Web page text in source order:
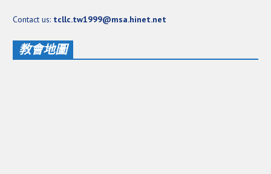
Contact us: tcllc.tw1999@msa.hinet.net
教會地圖